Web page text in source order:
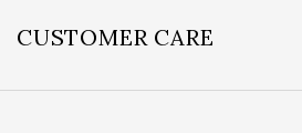
CUSTOMER CARE